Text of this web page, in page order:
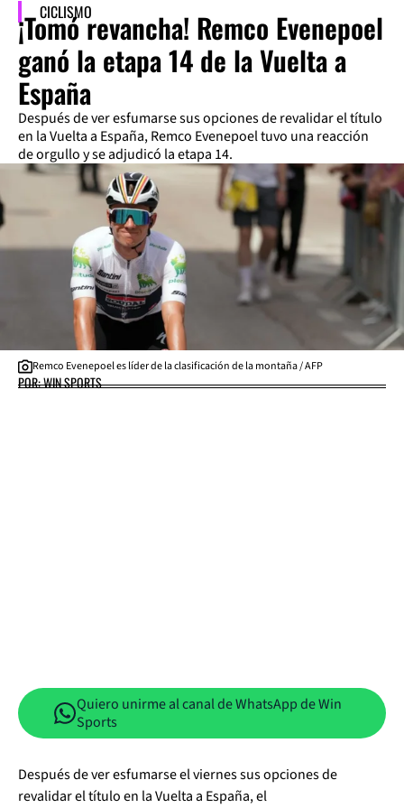
CICLISMO
¡Tomó revancha! Remco Evenepoel
ganó la etapa 14 de la Vuelta a
España
Después de ver esfumarse sus opciones de revalidar el título
en la Vuelta a España, Remco Evenepoel tuvo una reacción
de orgullo y se adjudicó la etapa 14.
Remco Evenepoel es líder de la clasificación de la montaña / AFP
POR: WIN SPORTS
Quiero unirme al canal de WhatsApp de Win
Sports
Después de ver esfumarse el viernes sus opciones de
revalidar el título en la Vuelta a España, el